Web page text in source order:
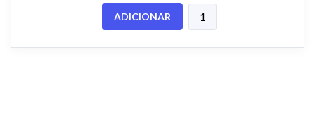
ADICIONAR